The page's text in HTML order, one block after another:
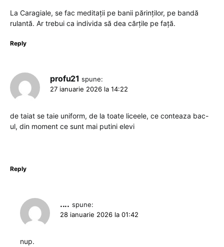
La Caragiale, se fac meditații pe banii părinților, pe bandă
rulantă. Ar trebui ca individa să dea cărțile pe față.
Reply
profu21 spune:
27 ianuarie 2026 la 14:22
de taiat se taie uniform, de la toate liceele, ce conteaza bac-
ul, din moment ce sunt mai putini elevi
Reply
.... spune:
28 ianuarie 2026 la 01:42
nup.